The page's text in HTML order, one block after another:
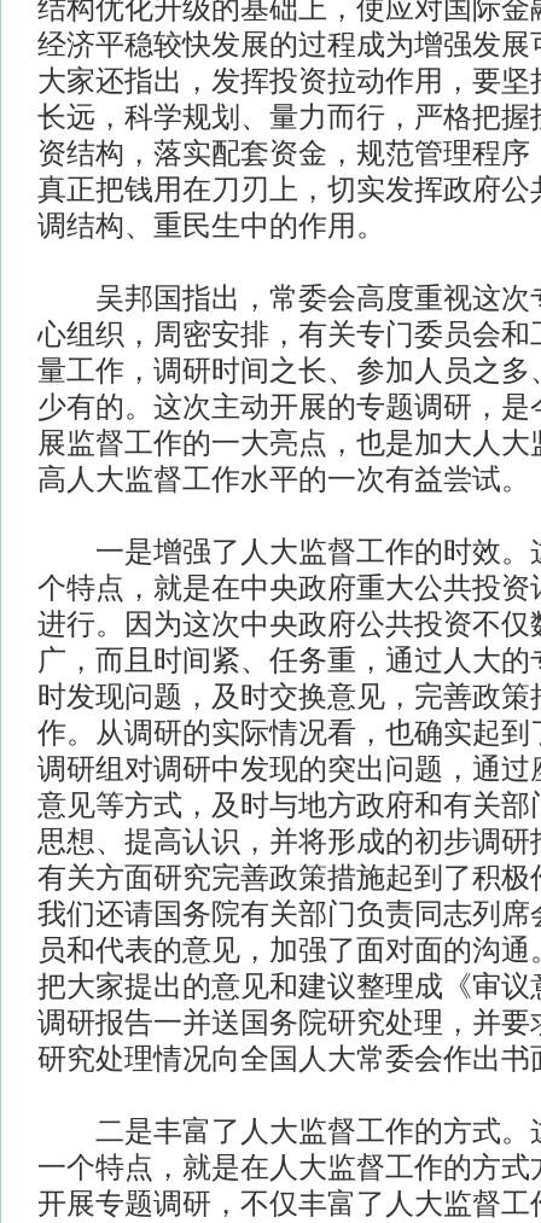
结构优化升级的基础上，使应对国际金
经济平稳较快发展的过程成为增强发展
大家还指出，发挥投资拉动作用，要坚
长远，科学规划、量力而行，严格把握
资结构，落实配套资金，规范管理程序
真正把钱用在刀刃上，切实发挥政府公
调结构、重民生中的作用。
吴邦国指出，常委会高度重视这次
心组织，周密安排，有关专门委员会和
量工作，调研时间之长、参加人员之多
少有的。这次主动开展的专题调研，是
展监督工作的一大亮点，也是加大人
高人大监督工作水平的一次有益尝试。
一是增强了人大监督工作的时效。
个特点，就是在中央政府重大公共投资
进行。因为这次中央政府公共投资不仅
广，而且时间紧、任务重，通过人大
时发现问题，及时交换意见，完善政策
作。从调研的实际情况看，也确实起到
调研组对调研中发现的突出问题，通过
意见等方式，及时与地方政府和有关部
思想、提高认识，并将形成的初步调研
有关方面研究完善政策措施起到了积极
我们还请国务院有关部门负责同志列席
员和代表的意见，加强了面对面的沟
把大家提出的意见和建议整理成《审议
调研报告一并送国务院研究处理，并要
研究处理情况向全国人大常委会作出书
二是丰富了人大监督工作的方式。
一个特点，就是在人大监督工作的方式
开展专题调研，不仅丰富了人大监督工